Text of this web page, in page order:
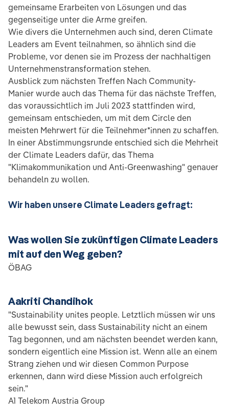
gemeinsame Erarbeiten von Lösungen und das
gegenseitige unter die Arme greifen.
Wie divers die Unternehmen auch sind, deren Climate
Leaders am Event teilnahmen, so ähnlich sind die
Probleme, vor denen sie im Prozess der nachhaltigen
Unternehmenstransformation stehen.
Ausblick zum nächsten Treffen Nach Community-
Manier wurde auch das Thema für das nächste Treffen,
das voraussichtlich im Juli 2023 stattfinden wird,
gemeinsam entschieden, um mit dem Circle den
meisten Mehrwert für die Teilnehmer*innen zu schaffen.
In einer Abstimmungsrunde entschied sich die Mehrheit
der Climate Leaders dafür, das Thema
"Klimakommunikation und Anti-Greenwashing" genauer
behandeln zu wollen.
Wir haben unsere Climate Leaders gefragt:
Was wollen Sie zukünftigen Climate Leaders
mit auf den Weg geben?
ÖBAG
Aakriti Chandihok
"Sustainability unites people. Letztlich müssen wir uns
alle bewusst sein, dass Sustainability nicht an einem
Tag begonnen, und am nächsten beendet werden kann,
sondern eigentlich eine Mission ist. Wenn alle an einem
Strang ziehen und wir diesen Common Purpose
erkennen, dann wird diese Mission auch erfolgreich
sein."
A1 Telekom Austria Group